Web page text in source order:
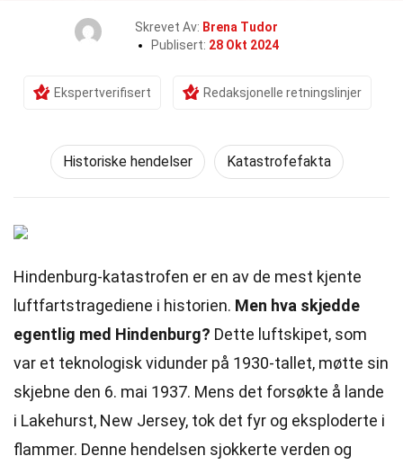
Skrevet Av: Brena Tudor
Publisert: 28 Okt 2024
Ekspertverifisert Redaksjonelle retningslinjer
Historiske hendelser Katastrofefakta
Hindenburg-katastrofen er en av de mest kjente
luftfartstragediene i historien. Men hva skjedde
egentlig med Hindenburg? Dette luftskipet, som
var et teknologisk vidunder på 1930-tallet, møtte sin
skjebne den 6. mai 1937. Mens det forsøkte å lande
i Lakehurst, New Jersey, tok det fyr og eksploderte i
flammer. Denne hendelsen sjokkerte verden og